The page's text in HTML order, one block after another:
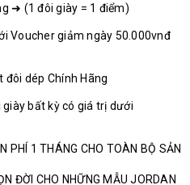
➜ (1 đôi giày = 1 điểm)
Voucher giảm ngày 50.000vnđ
đôi dép Chính Hãng
bất kỳ có giá trị dưới
PHÍ 1 THÁNG CHO TOÀN BỘ SẢN
ĐỜI CHO NHỮNG MẪU JORDAN